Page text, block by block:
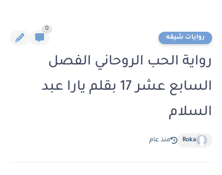
روايات شيقه
0
رواية الحب الروحاني الفصل
السابع عشر 17 بقلم يارا عبد
السلام
Roka منذ عام